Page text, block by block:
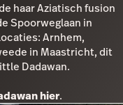
haar Aziatisch fusion
Spoorweglaan in
Arnhem,
in Maastricht, dit
Dadawan.
hier.